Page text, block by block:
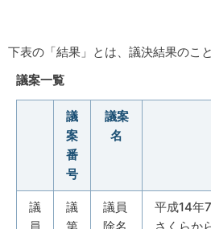
下表の「結果」とは、議決結果のこと
議案一覧
議
案
番
号
議案
名
議
議
議員
平成14年